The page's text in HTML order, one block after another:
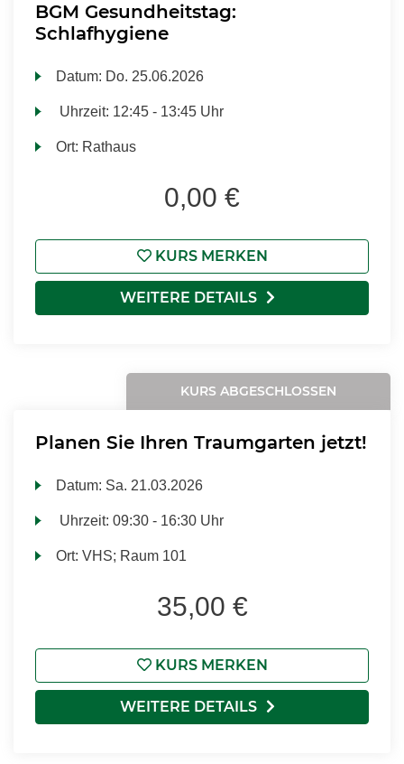
BGM Gesundheitstag:
Schlafhygiene
Datum: Do. 25.06.2026
Uhrzeit: 12:45 - 13:45 Uhr
Ort: Rathaus
0,00 €
KURS MERKEN
WEITERE DETAILS
KURS ABGESCHLOSSEN
Planen Sie Ihren Traumgarten jetzt!
Datum: Sa. 21.03.2026
Uhrzeit:09:30 - 16:30 Uhr
Ort:VHS; Raum 101
35,00 €
KURS MERKEN
WEITERE DETAILS